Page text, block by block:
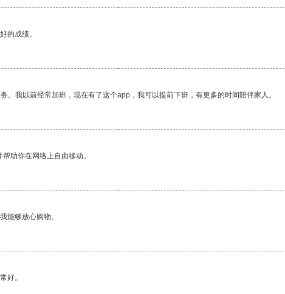
的成绩。
我以前经常加班，现在有了这个app，我可以提前下班，有更多的时间陪伴家人。
助你在网络上自由移动。
能够放心购物。
好。